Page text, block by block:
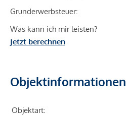
Grunderwerbsteuer:
Was kann ich mir leisten?
Jetzt berechnen
Objektinformationen
Objektart: